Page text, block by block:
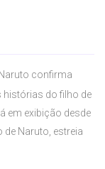
confirma
histórias do filho de
em exibição desde
Naruto, estreia